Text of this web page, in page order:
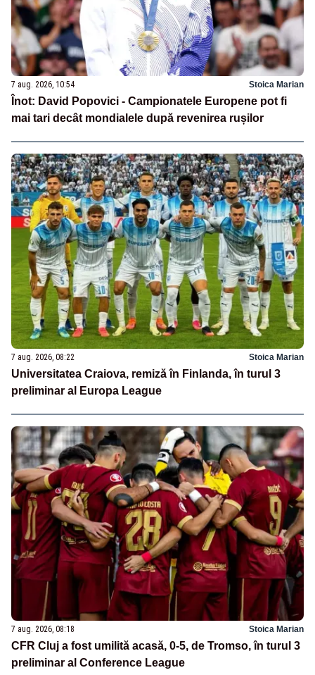
7 aug. 2026, 10:54 Stoica Marian
Înot: David Popovici - Campionatele Europene pot fi
mai tari decât mondialele după revenirea rușilor
7 aug. 2026, 08:22 Stoica Marian
Universitatea Craiova, remiză în Finlanda, în turul 3
preliminar al Europa League
7 aug. 2026, 08:18 Stoica Marian
CFR Cluj a fost umilită acasă, 0-5, de Tromso, în turul 3
preliminar al Conference League